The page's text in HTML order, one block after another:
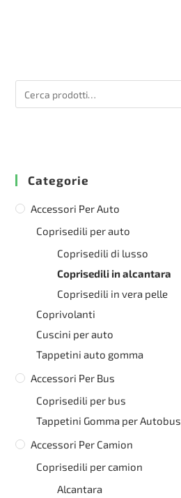
pagina
Categorie
Accessori Per Auto
Coprisedili per auto
Coprisedili di lusso
Coprisedili in alcantara
Coprisedili in vera pelle
Coprivolanti
Cuscini per auto
Tappetini auto gomma
Accessori Per Bus
Coprisedili per bus
Tappetini Gomma per Autobus
Accessori Per Camion
Coprisedili per camion
Alcantara